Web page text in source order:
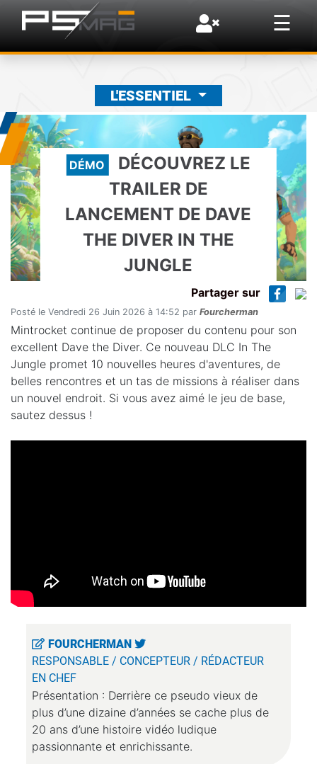
☰
×
L'ESSENTIEL
DÉMO
DÉCOUVREZ LE
TRAILER DE
LANCEMENT DE DAVE
THE DIVER IN THE
JUNGLE
Partager sur
Posté le Vendredi 26 Juin 2026 à 14:52 par Fourcherman
Mintrocket continue de proposer du contenu pour son
excellent Dave the Diver. Ce nouveau DLC In The
Jungle promet 10 nouvelles heures d'aventures, de
belles rencontres et un tas de missions à réaliser dans
un nouvel endroit. Si vous avez aimé le jeu de base,
sautez dessus !
FOURCHERMAN
RESPONSABLE / CONCEPTEUR / RÉDACTEUR
EN CHEF
Présentation : Derrière ce pseudo vieux de
plus d’une dizaine d’années se cache plus de
20 ans d’une histoire vidéo ludique
passionnante et enrichissante.